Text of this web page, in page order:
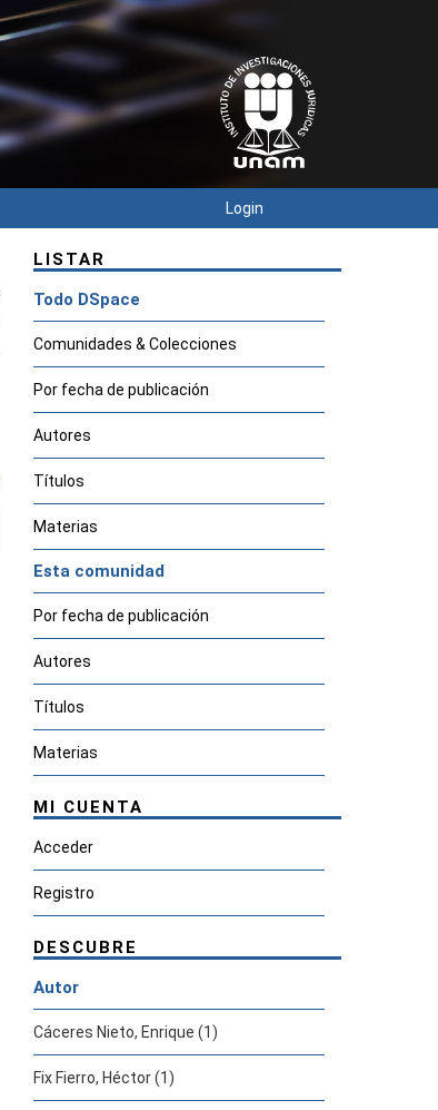
Login
LISTAR
Todo DSpace
Comunidades & Colecciones
Por fecha de publicación
Autores
Títulos
Materias
Esta comunidad
Por fecha de publicación
Autores
Títulos
Materias
MI CUENTA
Acceder
Registro
DESCUBRE
Autor
Cáceres Nieto, Enrique (1)
Fix Fierro, Héctor (1)